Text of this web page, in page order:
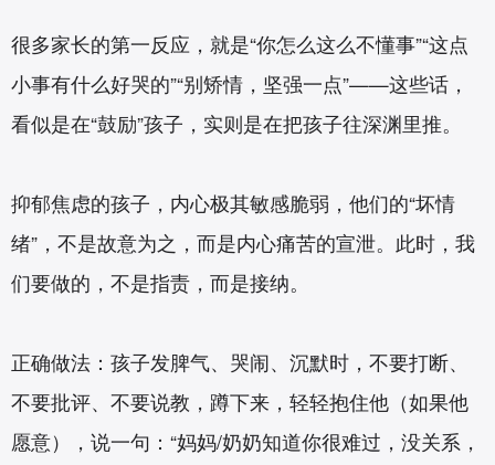
很多家长的第一反应，就是“你怎么这么不懂事”“这点
小事有什么好哭的”“别矫情，坚强一点”——这些话，
看似是在“鼓励”孩子，实则是在把孩子往深渊里推。
抑郁焦虑的孩子，内心极其敏感脆弱，他们的“坏情
绪”，不是故意为之，而是内心痛苦的宣泄。此时，我
们要做的，不是指责，而是接纳。
正确做法：孩子发脾气、哭闹、沉默时，不要打断、
不要批评、不要说教，蹲下来，轻轻抱住他（如果他
愿意），说一句：“妈妈/奶奶知道你很难过，没关系，